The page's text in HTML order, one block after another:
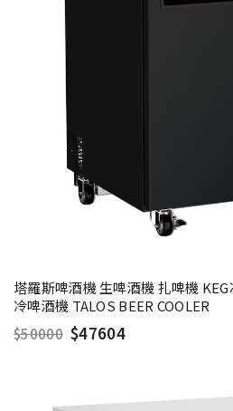
塔羅斯啤酒機 生啤酒機 扎啤機
冷啤酒機 TALOS BEER COOLER
$50000 $47604